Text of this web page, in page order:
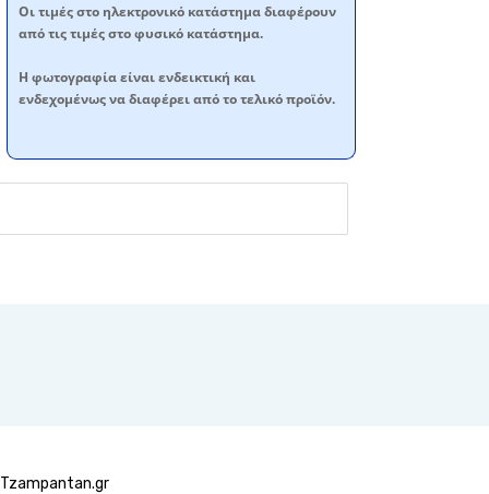
Oι τιμές στο ηλεκτρονικό κατάστημα διαφέρουν
από τις τιμές στο φυσικό κατάστημα.
Η φωτογραφία είναι ενδεικτική και
ενδεχομένως να διαφέρει από το τελικό προϊόν.
Tzampantan.gr